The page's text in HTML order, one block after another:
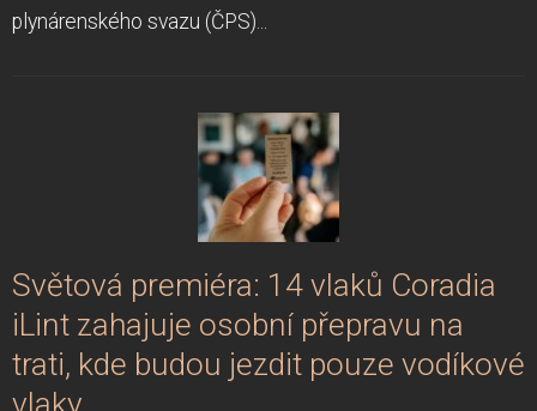
plynárenského svazu (ČPS)...
Světová premiéra: 14 vlaků Coradia
iLint zahajuje osobní přepravu na
trati, kde budou jezdit pouze vodíkové
vlaky